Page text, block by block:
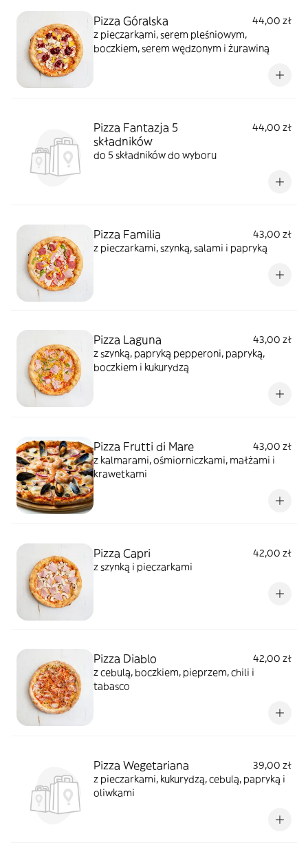
Pizza Góralska
44,00 zł
z pieczarkami, serem pleśniowym,
boczkiem, serem wędzonym i żurawiną
Pizza Fantazja 5
składników
44,00 zł
do 5 składników do wyboru
Pizza Familia
43,00 zł
z pieczarkami, szynką, salami i papryką
Pizza Laguna
43,00 zł
z szynką, papryką pepperoni, papryką,
boczkiem i kukurydzą
Pizza Frutti di Mare
43,00 zł
z kalmarami, ośmiorniczkami, małżami i
krawetkami
Pizza Capri
42,00 zł
z szynką i pieczarkami
Pizza Diablo
42,00 zł
z cebulą, boczkiem, pieprzem, chili i
tabasco
Pizza Wegetariana
39,00 zł
z pieczarkami, kukurydzą, cebulą, papryką i
oliwkami